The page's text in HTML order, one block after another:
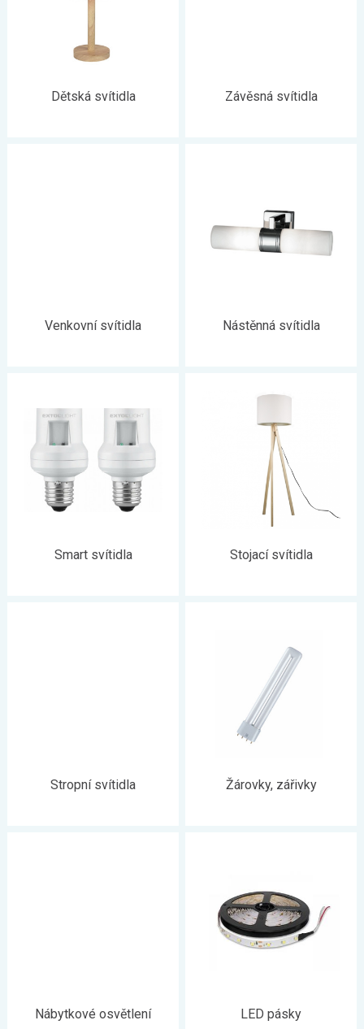
Dětská svítidla Závěsná svítidla
Venkovní svítidla Nástěnná svítidla
Smart svítidla Stojací svítidla
Stropní svítidla Žárovky, zářivky
Nábytkové osvětlení LED pásky